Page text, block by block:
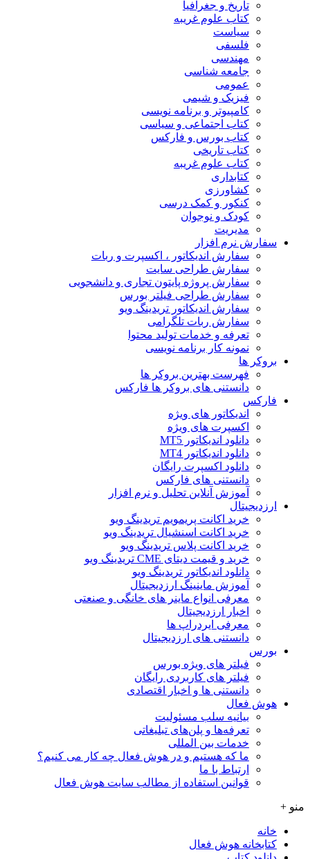
تاریخ و جغرافیا
کتاب علوم غریبه
سیاست
فلسفی
مهندسی
جامعه شناسی
عمومی
فیزیک و شیمی
کامپیوتر و برنامه نویسی
کتاب اجتماعی و سیاسی
کتاب بورس و فارکس
کتاب تاریخی
کتاب علوم غریبه
کتابداری
کشاورزی
کنکور و کمک‌ درسی
کودک و نوجوان
مدیریت
سفارش نرم افزار
سفارش اندیکاتور ، اکسپرت و ربات
سفارش طراحی سایت
سفارش پروژه پایتون تجاری و دانشجویی
سفارش طراحی فیلتر بورس
سفارش اندیکاتور تریدینگ ویو
سفارش ربات تلگرامی
تعرفه و خدمات تولید محتوا
نمونه کار برنامه نویسی
بروکر ها
فهرست بهترین بروکر ها
دانستنی های بروکر ها فارکس
فارکس
اندیکاتور های ویژه
اکسپرت های ویژه
دانلود اندیکاتور MT5
دانلود اندیکاتور MT4
دانلود اکسپرت رایگان
دانستنی های فارکس
آموزش آنلاین تحلیل و نرم افزار
ارزدیجیتال
خرید اکانت پریمویم تریدینگ ویو
خرید اکانت اسنشیال تریدینگ ویو
خرید اکانت پلاس تریدینگ ویو
خرید و قیمت دیتای CME تریدینگ ویو
دانلود اندیکاتور تریدینگ ویو
آموزش ماینینگ ارزدیجیتال
معرفی انواع ماینر های خانگی و صنعتی
اخبار ارزدیجیتال
معرفی ایردراپ ها
دانستنی های ارزدیجیتال
بورس
فیلتر های ویژه بورس
فیلتر های کاربردی رایگان
دانستنی ها و اخبار اقتصادی
هوش فعال
بیانیه سلب مسئولیت
تعرفه‌ها و پلن‌های تبلیغاتی
خدمات بین المللی
ما که هستیم و در هوش فعال چه کار می کنیم؟
ارتباط با ما
قوانین استفاده از مطالب سایت هوش فعال
منو +
خانه
کتابخانه هوش فعال